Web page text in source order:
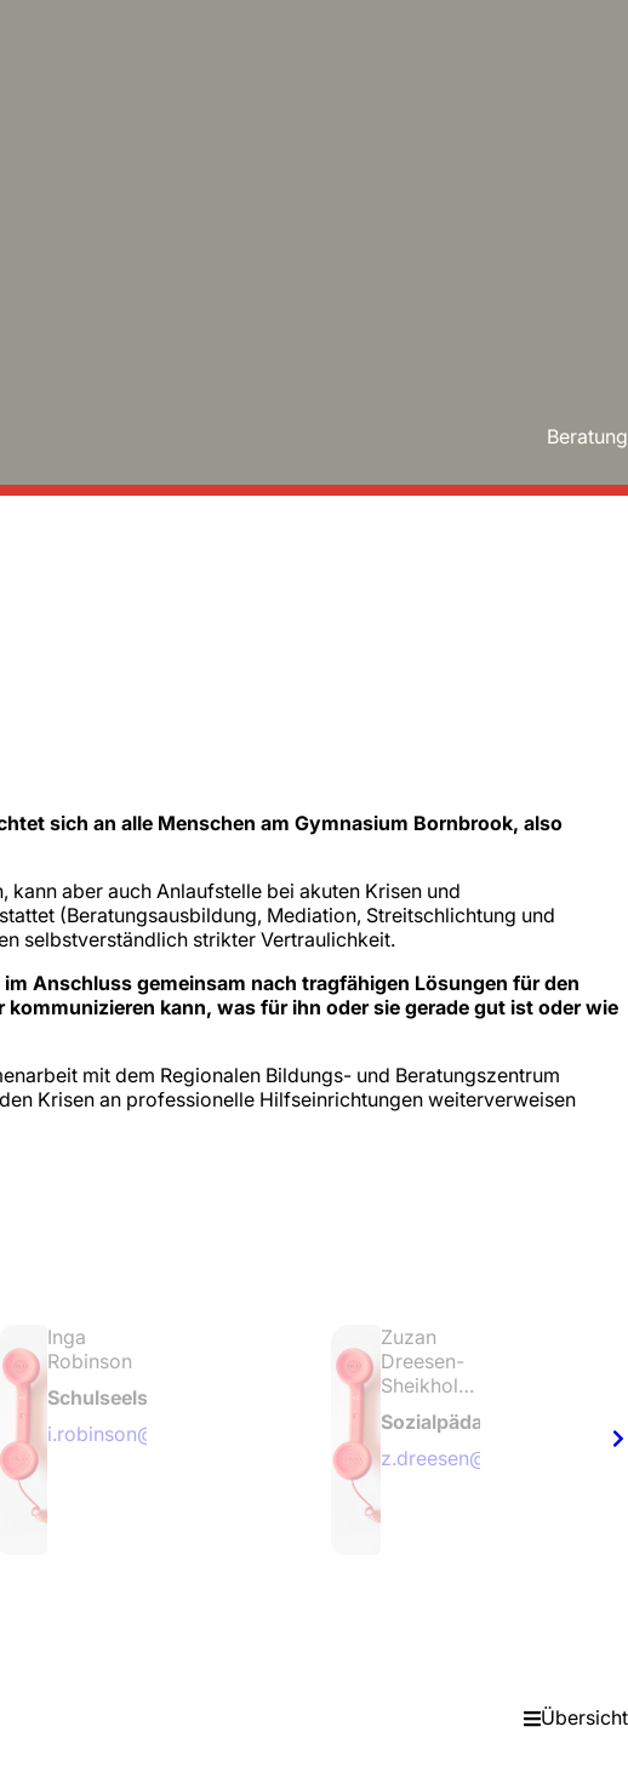
Beratung
Übersicht
sich an alle Menschen am Gymnasium Bornbrook, also
aber auch Anlaufstelle bei akuten Krisen und
(Beratungsausbildung, Mediation, Streitschlichtung und
selbstverständlich strikter Vertraulichkeit.
Anschluss gemeinsam nach tragfähigen Lösungen für den
kann, was für ihn oder sie gerade gut ist oder wie
mit dem Regionalen Bildungs- und Beratungszentrum
Krisen an professionelle Hilfseinrichtungen weiterverweisen
Inga
Robinson
Schulseelsorgerin
i.robinson@bornbrook.de
Zuzan
Dreesen-
Sheikholes
lami
Sozialpädagogin
z.dreesen@bornbrook.de